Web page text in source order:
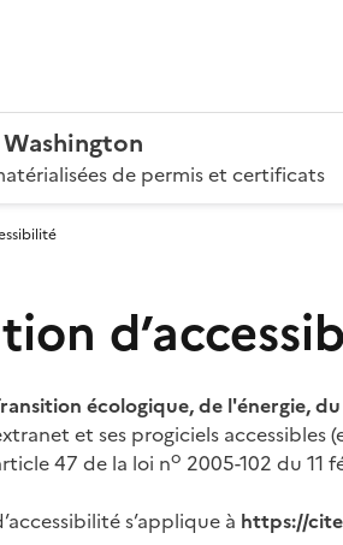
de permis et certificats
écologique, de l'énergie,
et ses progiciels
47 de la loi no 2005-102 du 11
s’applique à https://